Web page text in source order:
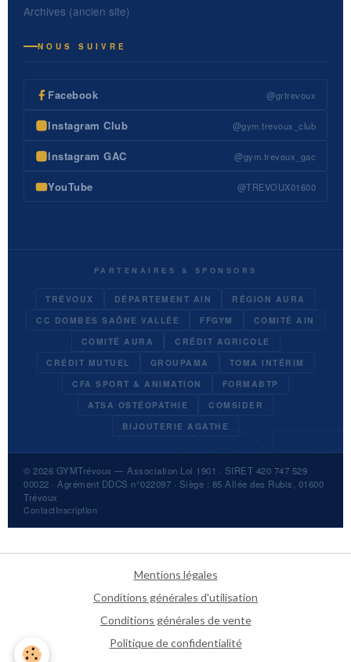
Archives (ancien site)
NOUS SUIVRE
Facebook @grtrevoux
Instagram Club @gym.trevoux_club
Instagram GAC @gym.trevoux_gac
YouTube @TREVOUX01600
PARTENAIRES & SPONSORS
TRÉVOUX DÉPARTEMENT AIN
RÉGION AURA
CC DOMBES SAÔNE VALLÉE
FFGYM
COMITÉ AIN
COMITÉ AURA
CRÉDIT AGRICOLE
CRÉDIT MUTUEL
GROUPAMA
TOMA INTÉRIM
CFA SPORT & ANIMATION
FORMABTP
ATSA OSTÉOPATHIE
COMSIDER
BIJOUTERIE AGATHE
© 2026 GYMTrévoux — Association Loi 1901 · SIRET 420 747 529
00022 · Agrément DDCS n°022097 · Siège : 85 Allée des Rubis, 01600
Trévoux
ContactInscription
Mentions légales
Conditions générales d'utilisation
Conditions générales de vente
Politique de confidentialité